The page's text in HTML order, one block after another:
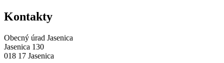
Kontakty
Obecný úrad Jasenica
Jasenica 130
018 17 Jasenica